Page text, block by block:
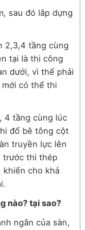
sau đó lắp dựng
2,3,4 tầng cùng
tại là thi công
dưới, vì thế phải
có thể thi
4 tầng cùng lúc
đổ bê tông cột
truyền lực lên
trước thì thép
khiến cho khả
nào? tại sao?
ngắn của sàn,